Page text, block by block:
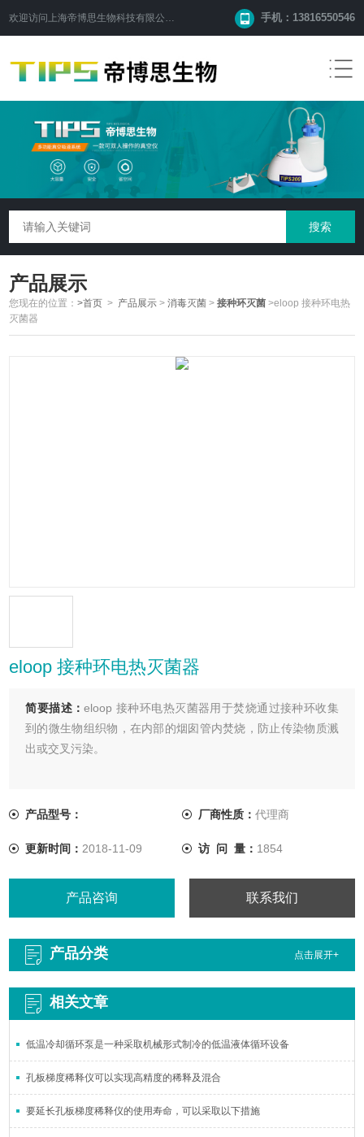
欢迎访问 上海帝博思生物科技有限公司 手机：13816550546
产品展示
您现在的位置：>首页 > 产品展示 >消毒灭菌 >接种环灭菌 >eloop 接种环电热
灭菌器
eloop 接种环电热灭菌器
简要描述：eloop 接种环电热灭菌器用于焚烧通过接种环收集
到的微生物组织物，在内部的烟囱管内焚烧，防止传染物质溅
出或交叉污染。
产品型号： 厂商性质： 代理商
更新时间： 2018-11-09 访 问 量： 1854
产品咨询 联系我们
产品分类 点击展开+
相关文章
低温冷却循环泵是一种采取机械形式制冷的低温液体循环设备
孔板梯度稀释仪可以实现高精度的稀释及混合
要延长孔板梯度稀释仪的使用寿命，可以采取以下措施